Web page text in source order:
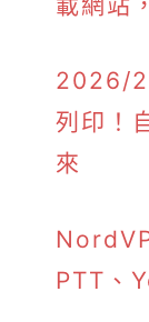
2026/
列印！
來
PTT、